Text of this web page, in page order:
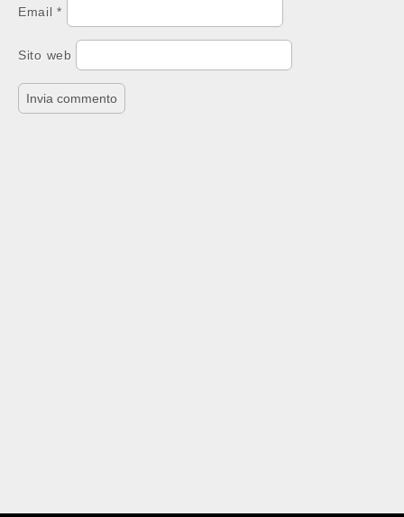
Email*
Sito web